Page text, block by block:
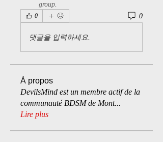
group.
0 0
댓글을 입력하세요.
À propos
DevilsMind est un membre actif de la
communauté BDSM de Mont...
Lire plus